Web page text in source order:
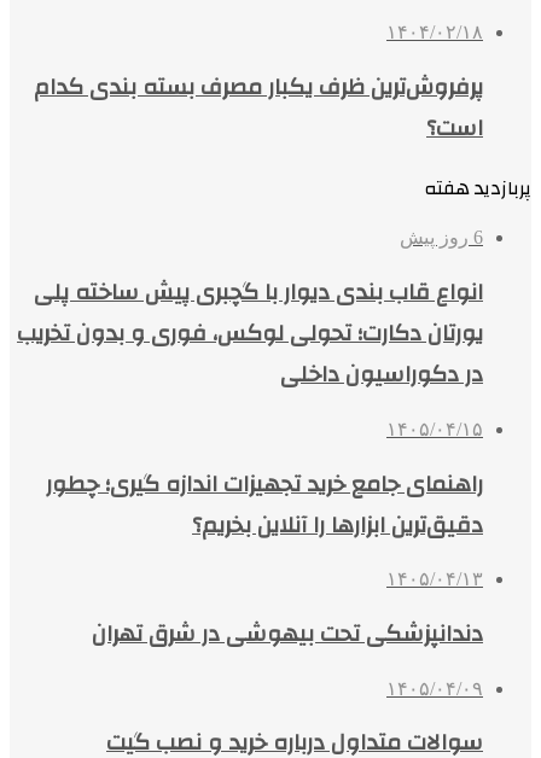
۱۴۰۴/۰۲/۱۸
پرفروش‌ترین ظرف یکبار مصرف بسته بندی کدام
است؟
پربازدید هفته
6 روز پیش
انواع قاب بندی دیوار با گچبری پیش ساخته پلی
یورتان دکارت؛ تحولی لوکس، فوری و بدون تخریب
در دکوراسیون داخلی
۱۴۰۵/۰۴/۱۵
راهنمای جامع خرید تجهیزات اندازه گیری؛ چطور
دقیق‌ترین ابزارها را آنلاین بخریم؟
۱۴۰۵/۰۴/۱۳
دندانپزشکی تحت بیهوشی در شرق تهران
۱۴۰۵/۰۴/۰۹
سوالات متداول درباره خرید و نصب گیت